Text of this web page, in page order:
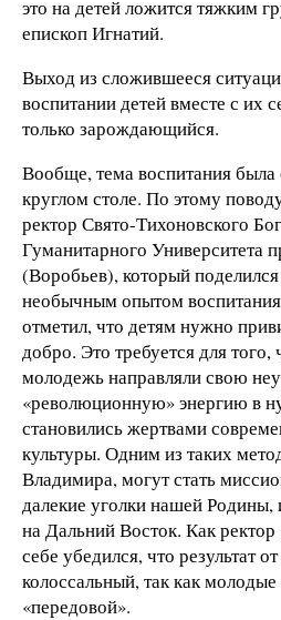
это на детей ложится тяжким
епископ Игнатий.
Выход из сложившееся
воспитании детей вместе с
только зарождающийся.
Вообще, тема воспитания
круглом столе. По этому
ректор Свято-Тихоновского
Гуманитарного Университета
(Воробьев), который
необычным опытом
отметил, что детям нужно
добро. Это требуется для
молодежь направляли свою
«революционную» энергию в
становились жертвами
культуры. Одним из таких
Владимира, могут стать
далекие уголки нашей
на Дальний Восток. Как
себе убедился, что результат
колоссальный, так как
«передовой».